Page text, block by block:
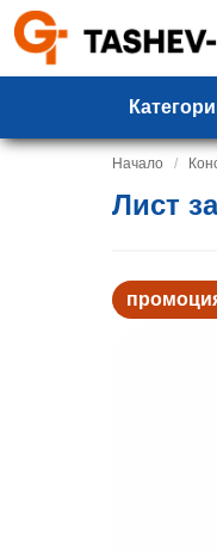
Начало
Лист